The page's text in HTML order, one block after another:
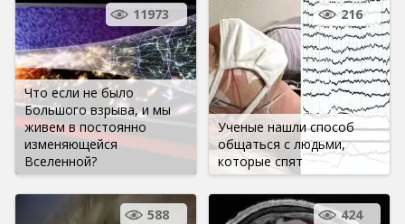
Что если не было
Большого взрыва, и мы
живем в постоянно
изменяющейся
Вселенной?
11973
Ученые нашли способ
общаться с людьми,
которые спят
216
588 424